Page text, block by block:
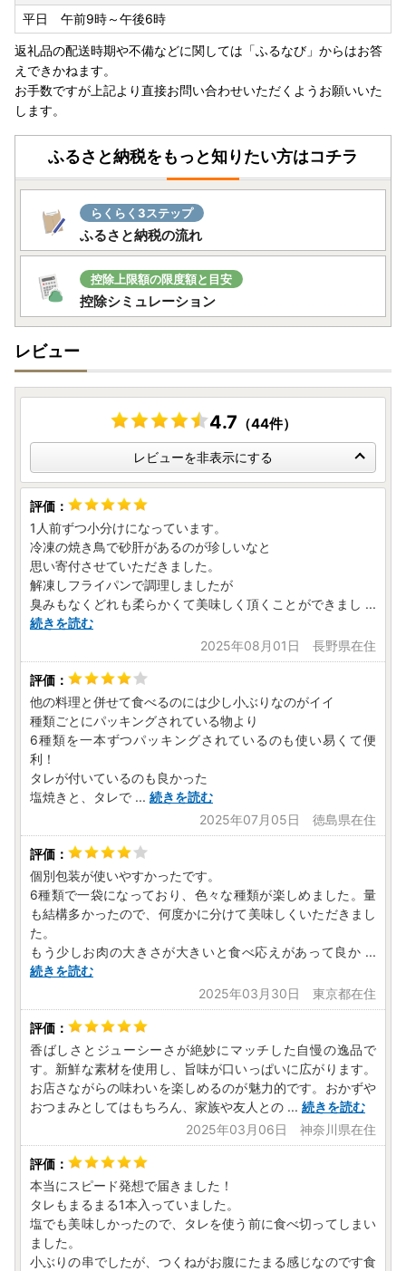
平日 午前9時～午後6時
返礼品の配送時期や不備などに関しては「ふるなび」からはお答
えできかねます。
お手数ですが上記より直接お問い合わせいただくようお願いいた
します。
ふるさと納税をもっと知りたい方はコチラ
らくらく3ステップ
ふるさと納税の流れ
控除上限額の限度額と目安
控除シミュレーション
レビュー
4.7 （44件）
レビューを非表示にする
1人前ずつ小分けになっています。
冷凍の焼き鳥で砂肝があるのが珍しいなと
思い寄付させていただきました。
解凍しフライパンで調理しましたが
臭みもなくどれも柔らかくて美味しく頂くことができまし ...
続きを読む
2025年08月01日 長野県在住
他の料理と併せて食べるのには少し小ぶりなのがイイ
種類ごとにパッキングされている物より
6種類を一本ずつパッキングされているのも使い易くて便
利！
タレが付いているのも良かった
塩焼きと、タレで ... 続きを読む
2025年07月05日 徳島県在住
個別包装が使いやすかったです。
6種類で一袋になっており、色々な種類が楽しめました。量
も結構多かったので、何度かに分けて美味しくいただきまし
た。
もう少しお肉の大きさが大きいと食べ応えがあって良か ...
続きを読む
2025年03月30日 東京都在住
香ばしさとジューシーさが絶妙にマッチした自慢の逸品で
す。新鮮な素材を使用し、旨味が口いっぱいに広がります。
お店さながらの味わいを楽しめるのが魅力的です。おかずや
おつまみとしてはもちろん、家族や友人との ... 続きを読む
2025年03月06日 神奈川県在住
本当にスピード発想で届きました！
タレもまるまる1本入っていました。
塩でも美味しかったので、タレを使う前に食べ切ってしまい
ました。
小ぶりの串でしたが、つくねがお腹にたまる感じなのです食